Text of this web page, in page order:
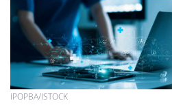
IPOPBA/ISTOCK